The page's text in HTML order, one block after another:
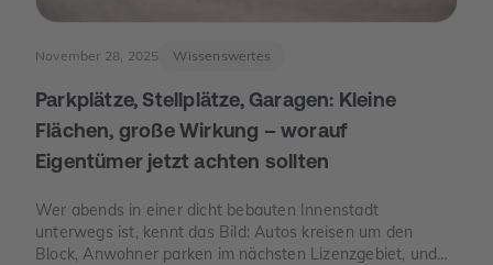
November 28, 2025 Wissenswertes
Parkplätze, Stellplätze, Garagen: Kleine
Flächen, große Wirkung – worauf
Eigentümer jetzt achten sollten
Wer abends in einer dicht bebauten Innenstadt
unterwegs ist, kennt das Bild: Autos kreisen um den
Block, Anwohner parken im nächsten Lizenzgebiet, und